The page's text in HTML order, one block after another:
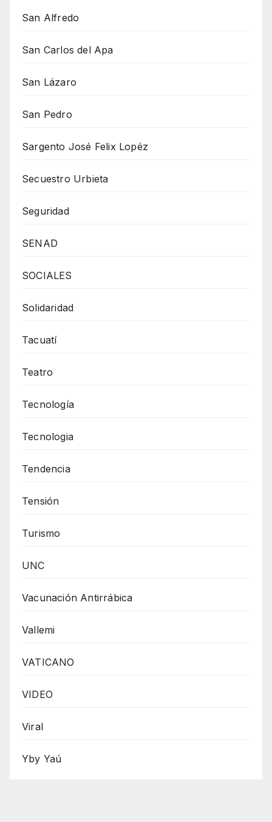
San Alfredo
San Carlos del Apa
San Lázaro
San Pedro
Sargento José Felix Lopéz
Secuestro Urbieta
Seguridad
SENAD
SOCIALES
Solidaridad
Tacuatí
Teatro
Tecnología
Tecnologia
Tendencia
Tensión
Turismo
UNC
Vacunación Antirrábica
Vallemi
VATICANO
VIDEO
Viral
Yby Yaú